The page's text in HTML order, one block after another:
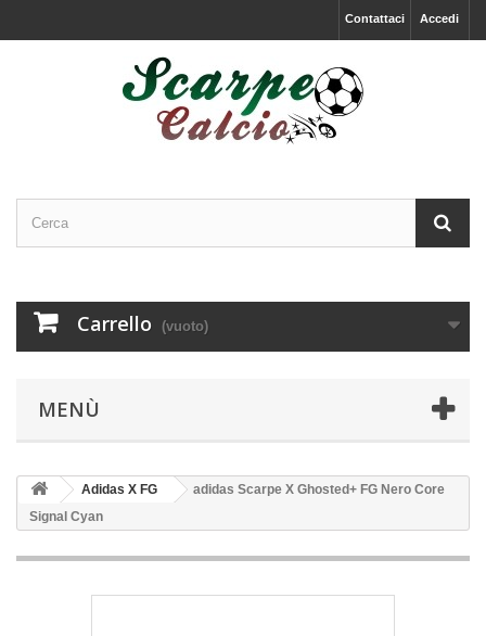
Accedi
Contattaci
Carrello (vuoto)
MENÙ
Adidas X FG
adidas Scarpe X Ghosted+ FG Nero Core
Signal Cyan